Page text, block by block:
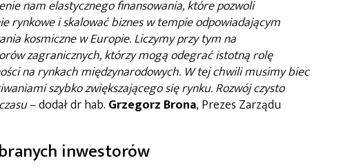
nam elastycznego finansowania, które pozwoli
rynkowe i skalować biznes w tempie odpowiadającym
kosmiczne w Europie. Liczymy przy tym na
zagranicznych, którzy mogą odegrać istotną rolę
na rynkach międzynarodowych. W tej chwili musimy biec
szybko zwiększającego się rynku. Rozwój czysto
– dodał dr hab. Grzegorz Brona, Prezes Zarządu
inwestorów